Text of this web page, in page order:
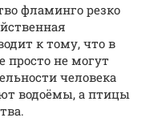
фламинго резко
к тому, что в
просто не могут
человека
водоёмы, а птицы